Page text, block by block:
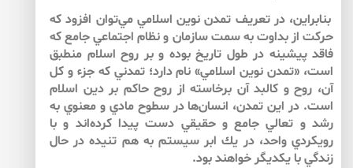
بنابراين، در تعريف تمدن نوين اسلامي مي‌‌توان افزود كه
حركت از بداوت به سمت سازمان و نظام اجتماعي جامع كه
فاقد پيشينه در طول تاريخ بوده و بر روح اسلام منطبق
است، «تمدن نوين اسلامي» نام دارد؛ تمدني كه جزء و كل
آن، روح و كالبد آن برخاسته از روح حاكم بر دين اسلام
است. در اين تمدن، انسان‌‌ها در سطوح مادي و معنوي به
رشد و تعالي جامع و حقيقي دست پيدا كرده‌‌اند و با
رويكردي واحد، در يك ابر سيستم به هم تنيده در حال
زندگي با يكديگر خواهند بود.